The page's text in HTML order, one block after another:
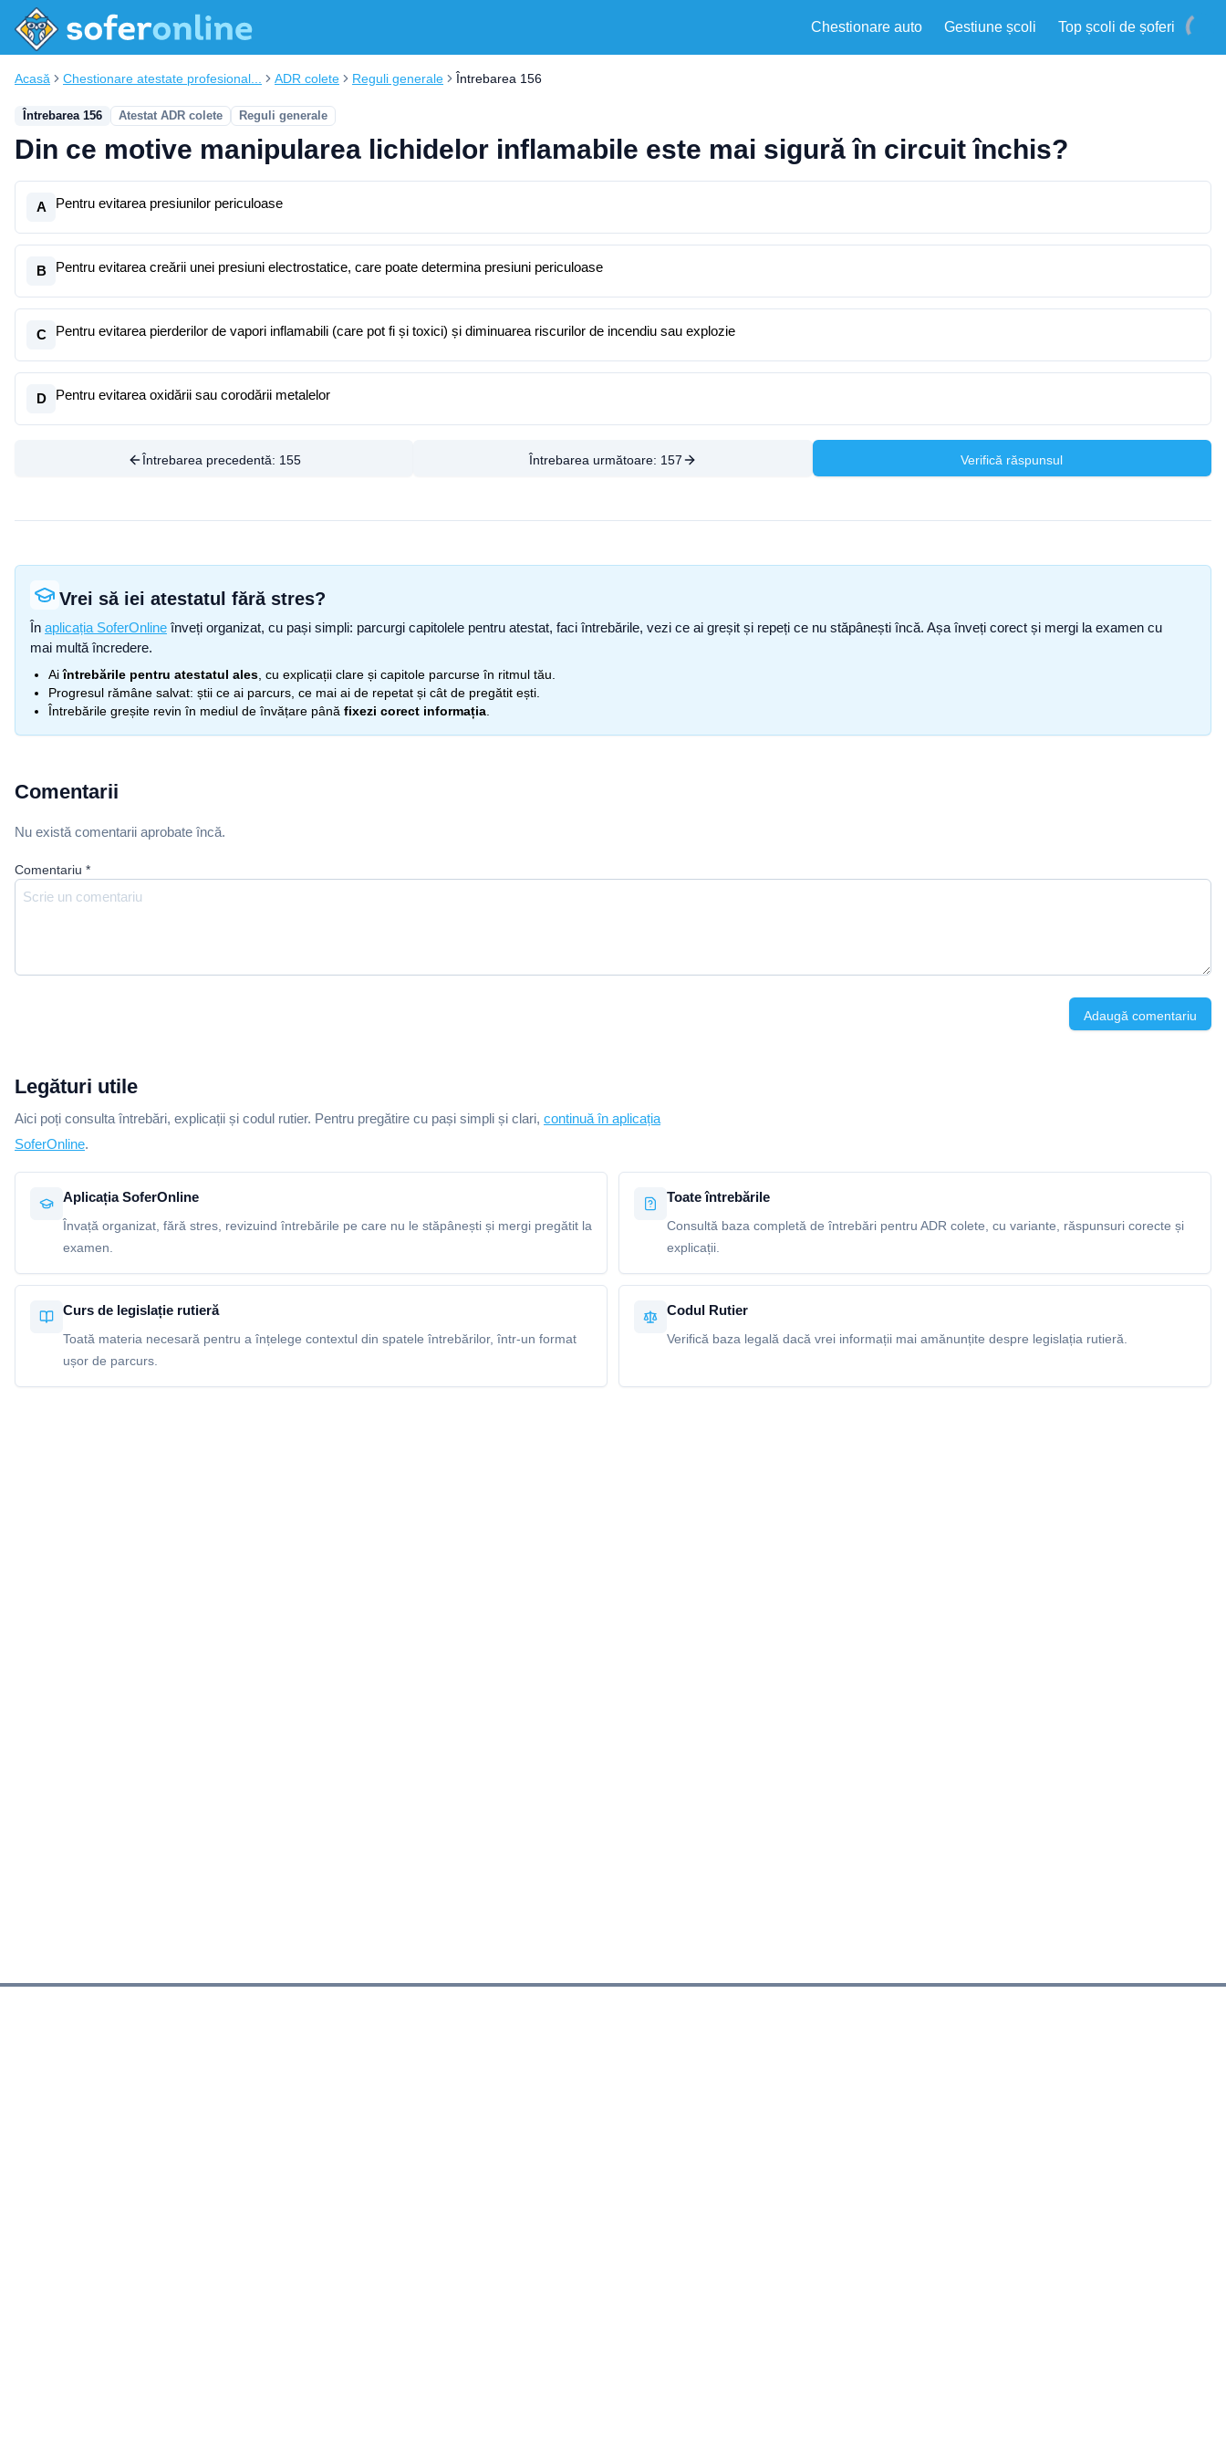
Chestionare auto Gestiune școli Top școli de șoferi
Acasă Chestionare atestate profesional... ADR colete Reguli generale Întrebarea 156
Întrebarea 156 Atestat ADR colete Reguli generale
Din ce motive manipularea lichidelor inflamabile este mai sigură în circuit închis?
A Pentru evitarea presiunilor periculoase
B Pentru evitarea creării unei presiuni electrostatice, care poate determina presiuni periculoase
C Pentru evitarea pierderilor de vapori inflamabili (care pot fi și toxici) și diminuarea riscurilor de incendiu sau explozie
D Pentru evitarea oxidării sau corodării metalelor
Întrebarea precedentă: 155 Întrebarea următoare: 157 Verifică răspunsul
Vrei să iei atestatul fără stres?
În aplicația SoferOnline înveți organizat, cu pași simpli: parcurgi capitolele pentru atestat, faci întrebările, vezi ce ai greșit și repeți ce nu stăpânești încă. Așa înveți corect și mergi la examen cu
mai multă încredere.
Aiîntrebările pentru atestatul ales , cu explicații clare și capitole parcurse în ritmul tău.
Progresul rămâne salvat: știi ce ai parcurs, ce mai ai de repetat și cât de pregătit ești.
Întrebările greșite revin în mediul de învățare până fixezi corect informația
Comentarii
Nu există comentarii aprobate încă.
Comentariu *
Adaugă comentariu
Legături utile
Aici poți consulta întrebări, explicații și codul rutier. Pentru pregătire cu pași simpli și clari, continuă în aplicația
SoferOnline.
Aplicația SoferOnline
Învață organizat, fără stres, revizuind întrebările pe care nu le stăpânești și mergi pregătit la
examen.
Toate întrebările
Consultă baza completă de întrebări pentru ADR colete, cu variante, răspunsuri corecte și
explicații.
Curs de legislație rutieră
Toată materia necesară pentru a înțelege contextul din spatele întrebărilor, într-un format
ușor de parcurs.
Codul Rutier
Verifică baza legală dacă vrei informații mai amănunțite despre legislația rutieră.